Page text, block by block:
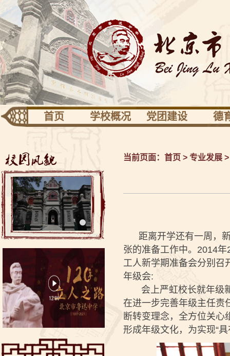
首页 学校概况
学校识别
关于校园
校长信息
校友园地
党团建设
党建
工会之家
德
德育
当前页面： 首页 > 专业发展
距离开学还有一周，新
张的准备工作中。2014
工人新学期准备会分别召
年级会:
会上严虹校长就年级新
在进一步完善年级主任责
断转变理念，全方位关心
形成年级文化，为实现“